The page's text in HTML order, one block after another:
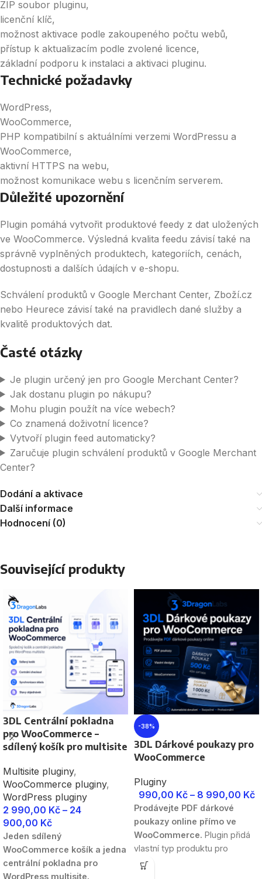
ZIP soubor pluginu,
licenční klíč,
možnost aktivace podle zakoupeného počtu webů,
přístup k aktualizacím podle zvolené licence,
základní podporu k instalaci a aktivaci pluginu.
Technické požadavky
WordPress,
WooCommerce,
PHP kompatibilní s aktuálními verzemi WordPressu a
WooCommerce,
aktivní HTTPS na webu,
možnost komunikace webu s licenčním serverem.
Důležité upozornění
Plugin pomáhá vytvořit produktové feedy z dat uložených
ve WooCommerce. Výsledná kvalita feedu závisí také na
správně vyplněných produktech, kategoriích, cenách,
dostupnosti a dalších údajích v e-shopu.
Schválení produktů v Google Merchant Center, Zboží.cz
nebo Heurece závisí také na pravidlech dané služby a
kvalitě produktových dat.
Časté otázky
Je plugin určený jen pro Google Merchant Center?
Jak dostanu plugin po nákupu?
Mohu plugin použít na více webech?
Co znamená doživotní licence?
Vytvoří plugin feed automaticky?
Zaručuje plugin schválení produktů v Google Merchant
Center?
Dodání a aktivace
Další informace
Hodnocení (0)
Související produkty
3DL Centrální pokladna
pro WooCommerce –
sdílený košík pro multisite
Multisite pluginy,
WooCommerce pluginy,
WordPress pluginy
2 990,00 Kč – 24
900,00 Kč
Jeden sdílený
WooCommerce košík a jedna
centrální pokladna pro
WordPress multisite.
-38%
3DL Dárkové poukazy pro
WooCommerce
Pluginy
990,00 Kč – 8 990,00 Kč
Prodávejte PDF dárkové
poukazy online přímo ve
WooCommerce. Plugin přidá
vlastní typ produktu pro
dárkové poukazy, výběr